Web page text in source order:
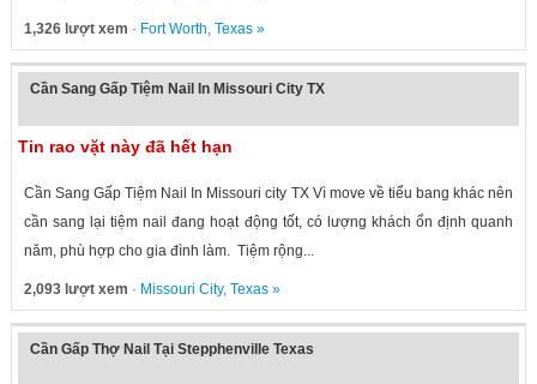
1,326 lượt xem · Fort Worth, Texas»
Cần Sang Gấp Tiệm Nail In Missouri City TX
Tin rao vặt này đã hết hạn
Cần Sang Gấp Tiệm Nail In Missouri city TX Vì move về tiểu bang khác nên
cần sang lại tiệm nail đang hoạt động tốt, có lượng khách ổn định quanh
năm, phù hợp cho gia đình làm. Tiệm rộng...
2,093 lượt xem · Missouri City, Texas»
Cần Gấp Thợ Nail Tại Stepphenville Texas